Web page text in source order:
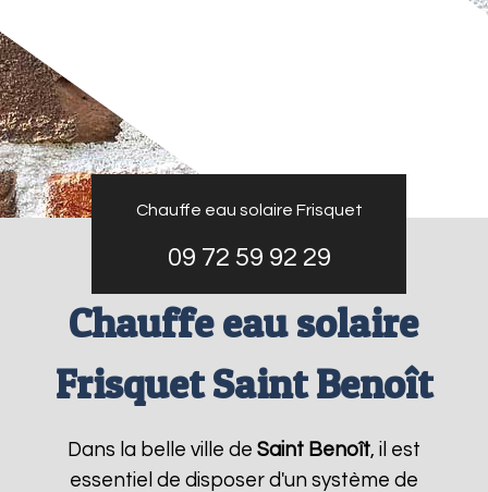
Chauffe eau solaire Frisquet
09 72 59 92 29
Chauffe eau solaire
Frisquet Saint Benoît
Dans la belle ville de Saint Benoît, il est
essentiel de disposer d'un système de